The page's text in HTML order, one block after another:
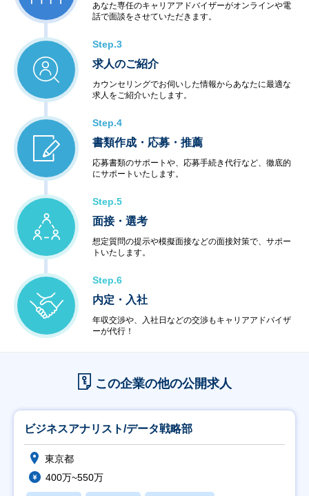
あなた専任のキャリアアドバイザーがオンラインや電
話で面談をさせていただきます。
Step.3
求人のご紹介
カウンセリングでお伺いした情報からあなたに最適な
求人をご紹介いたします。
Step.4
書類作成・応募・推薦
応募書類のサポートや、応募手続き代行など、徹底的
にサポートいたします。
Step.5
面接・選考
想定質問の提示や模擬面接などの面接対策で、サポー
トいたします。
Step.6
内定・入社
年収交渉や、入社日などの交渉もキャリアアドバイザ
ーが代行！
この企業の他の公開求人
ビジネスアナリスト/データ戦略部
東京都
400万~550万